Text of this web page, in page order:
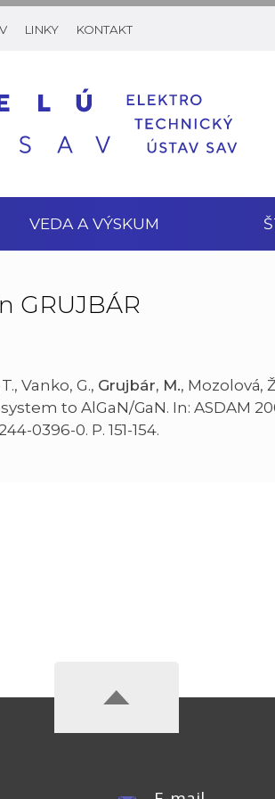
LINKY KONTAKT
VEDA A VÝSKUM
GRUJBÁR
Vanko, G., Grujbár, M., Mozolová,
to AlGaN/GaN. In: ASDAM
0396-0. P. 151-154.